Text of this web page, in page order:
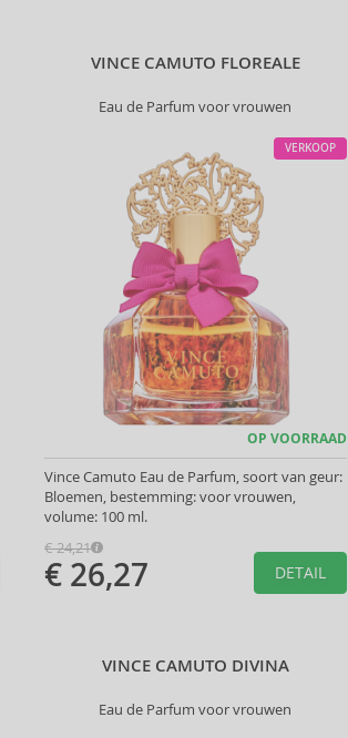
VINCE CAMUTO FLOREALE
Eau de Parfum voor vrouwen
VERKOOP
OP VOORRAAD
Vince Camuto Eau de Parfum, soort van geur:
Bloemen, bestemming: voor vrouwen,
volume: 100 ml.
€ 24,21
€ 26,27 DETAIL
VINCE CAMUTO DIVINA
Eau de Parfum voor vrouwen